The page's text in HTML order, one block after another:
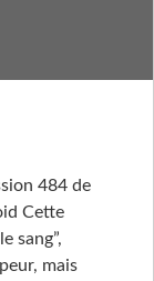
484 de
Cette
sang”,
mais